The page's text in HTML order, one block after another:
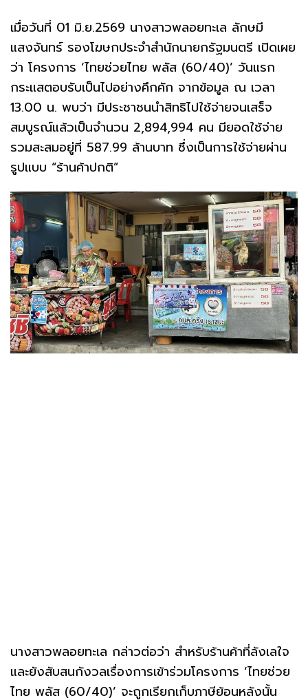
เมื่อวันที่ 01 มิ.ย.2569 นางสาวพลอยทะเล ลักษมี
แสงจันทร์ รองโฆษกประจำสำนักนายกรัฐมนตรี เปิดเผย
ว่า โครงการ ‘ไทยช่วยไทย พลัส (60/40)’ วันแรก
กระแสตอบรับเป็นไปอย่างคึกคัก จากข้อมูล ณ เวลา
13.00 น. พบว่า มีประชาชนนำสิทธิไปใช้จ่ายจนเสร็จ
สมบูรณ์แล้วเป็นจำนวน 2,894,994 คน มียอดใช้จ่าย
รวมสะสมอยู่ที่ 587.99 ล้านบาท ซึ่งเป็นการใช้จ่ายผ่าน
รูปแบบ “ร้านค้าปกติ”
นางสาวพลอยทะเล กล่าวต่อว่า สำหรับร้านค้าที่ลังเลใจ
และยังสับสนกังวลเรื่องการเข้าร่วมโครงการ ‘ไทยช่วย
ไทย พลัส (60/40)’ จะถูกเรียกเก็บภาษีย้อนหลังนั้น